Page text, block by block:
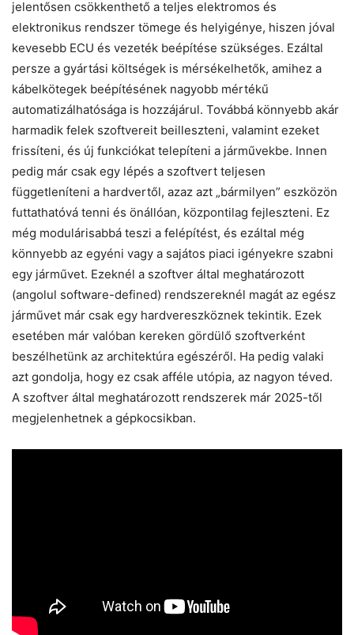
jelentősen csökkenthető a teljes elektromos és
elektronikus rendszer tömege és helyigénye, hiszen jóval
kevesebb ECU és vezeték beépítése szükséges. Ezáltal
persze a gyártási költségek is mérsékelhetők, amihez a
kábelkötegek beépítésének nagyobb mértékű
automatizálhatósága is hozzájárul. Továbbá könnyebb akár
harmadik felek szoftvereit beilleszteni, valamint ezeket
frissíteni, és új funkciókat telepíteni a járművekbe. Innen
pedig már csak egy lépés a szoftvert teljesen
függetleníteni a hardvertől, azaz azt „bármilyen” eszközön
futtathatóvá tenni és önállóan, központilag fejleszteni. Ez
még modulárisabbá teszi a felépítést, és ezáltal még
könnyebb az egyéni vagy a sajátos piaci igényekre szabni
egy járművet. Ezeknél a szoftver által meghatározott
(angolul software-defined) rendszereknél magát az egész
járművet már csak egy hardvereszköznek tekintik. Ezek
esetében már valóban kereken gördülő szoftverként
beszélhetünk az architektúra egészéről. Ha pedig valaki
azt gondolja, hogy ez csak afféle utópia, az nagyon téved.
A szoftver által meghatározott rendszerek már 2025-től
megjelenhetnek a gépkocsikban.